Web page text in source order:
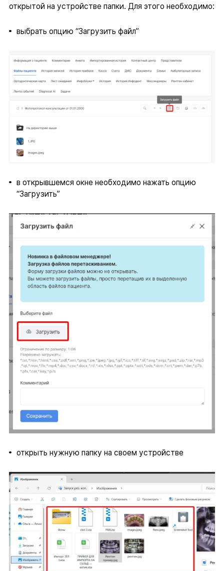
открытой на устройстве папки. Для этого необходимо:
выбрать опцию “Загрузить файл”
в открывшемся окне необходимо нажать опцию
“Загрузить”
открыть нужную папку на своем устройстве